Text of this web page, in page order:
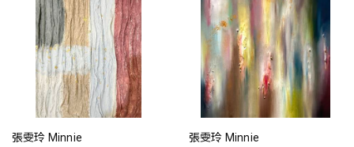
張雯玲 Minnie 張雯玲 Minnie